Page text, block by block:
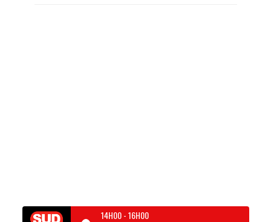
14H00-16H00